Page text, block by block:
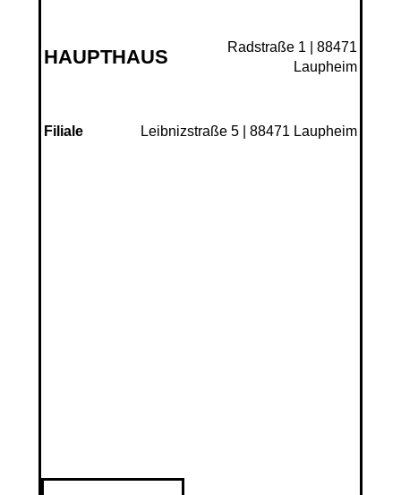
HAUPTHAUS
Radstraße 1 | 88471
Laupheim
Filiale Leibnizstraße 5 | 88471 Laupheim